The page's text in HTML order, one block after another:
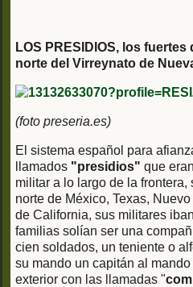
LOS PRESIDIOS, los
norte del Virreynato de
(foto preseria.es)
El sistema español para
llamados "presidios" que
militar a lo largo de la frontera,
norte de México, Texas,
de California, sus militares
familias solían ser una
cien soldados, un teniente o
su mando un capitán al
exterior con las llamadas "